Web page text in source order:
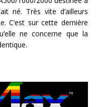
né. Très vite d’ailleurs
C’est sur cette dernière
ne concerne que la